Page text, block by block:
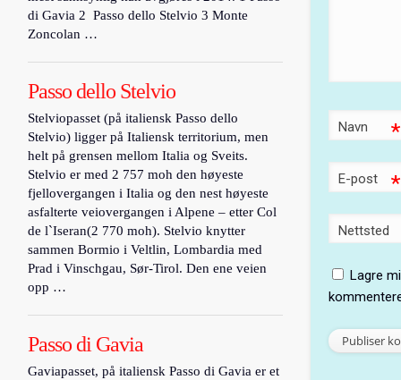
Navn *
E-post *
Nettsted
Lagre
di Gavia 2 Passo dello Stelvio 3 Monte
Zoncolan …
Passo dello Stelvio
Stelviopasset (på italiensk Passo dello
Stelvio) ligger på Italiensk territorium, men
helt på grensen mellom Italia og Sveits.
Stelvio er med 2 757 moh den høyeste
fjellovergangen i Italia og den nest høyeste
asfalterte veiovergangen i Alpene – etter Col
de l`Iseran(2 770 moh). Stelvio knytter
sammen Bormio i Veltlin, Lombardia med
Prad i Vinschgau, Sør-Tirol. Den ene veien
opp …
Passo di Gavia
Gaviapasset, på italiensk Passo di Gavia er et